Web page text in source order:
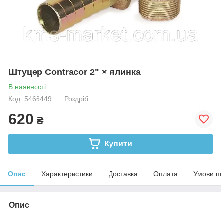
Штуцер Contracor 2" × ялинка
В наявності
Код: 5466449
Роздріб
620 ₴
Купити
Опис Характеристики Доставка Оплата Умови
Опис